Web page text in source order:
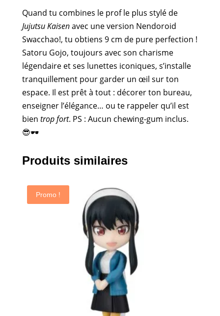
Quand tu combines le prof le plus stylé de
Jujutsu Kaisenavec une version Nendoroid
Swacchao!, tu obtiens 9 cm de pure perfection !
Satoru Gojo, toujours avec son charisme
légendaire et ses lunettes iconiques, s’installe
tranquillement pour garder un œil sur ton
espace. Il est prêt à tout : décorer ton bureau,
enseigner l’élégance… ou te rappeler qu’il est
bien trop fort. PS : Aucun chewing-gum inclus.
😎🕶️
Produits similaires
Promo !